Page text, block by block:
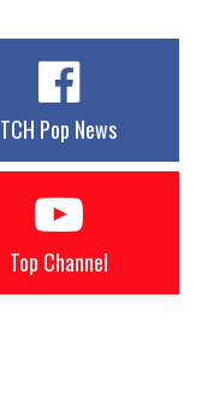
TCH Pop News
Top Channel